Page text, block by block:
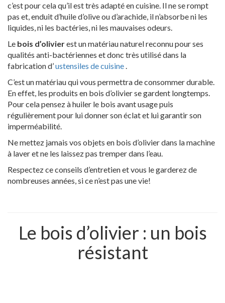
c’est pour cela qu’il est très adapté en cuisine. Il ne se rompt
pas et, enduit d’huile d’olive ou d’arachide, il n’absorbe ni les
liquides, ni les bactéries, ni les mauvaises odeurs.
Le bois d’olivierest un matériau naturel reconnu pour ses
qualités anti-bactériennes et donc très utilisé dans la
fabrication d’ustensiles de cuisine.
C’est un matériau qui vous permettra de consommer durable.
En effet, les produits en bois d’olivier se gardent longtemps.
Pour cela pensez à huiler le bois avant usage puis
régulièrement pour lui donner son éclat et lui garantir son
imperméabilité.
Ne mettez jamais vos objets en bois d’olivier dans la machine
à laver et ne les laissez pas tremper dans l’eau.
Respectez ce conseils d’entretien et vous le garderez de
nombreuses années, si ce n’est pas une vie!
Le bois d’olivier : un bois
résistant